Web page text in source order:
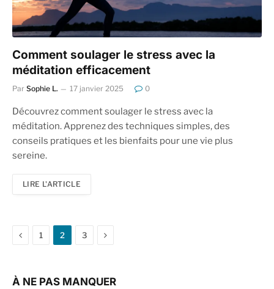
Comment soulager le stress avec la
méditation efficacement
Par Sophie L. 17 janvier 2025 0
Découvrez comment soulager le stress avec la
méditation. Apprenez des techniques simples, des
conseils pratiques et les bienfaits pour une vie plus
sereine.
LIRE L'ARTICLE
Précédent
1 2 3 Next
À NE PAS MANQUER